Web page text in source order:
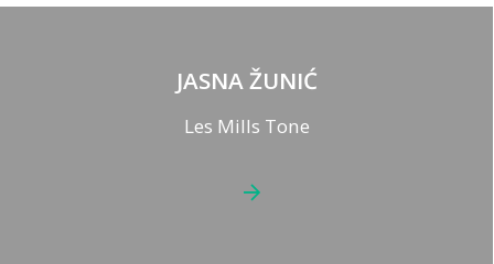
JASNA ŽUNIĆ
Les Mills Tone